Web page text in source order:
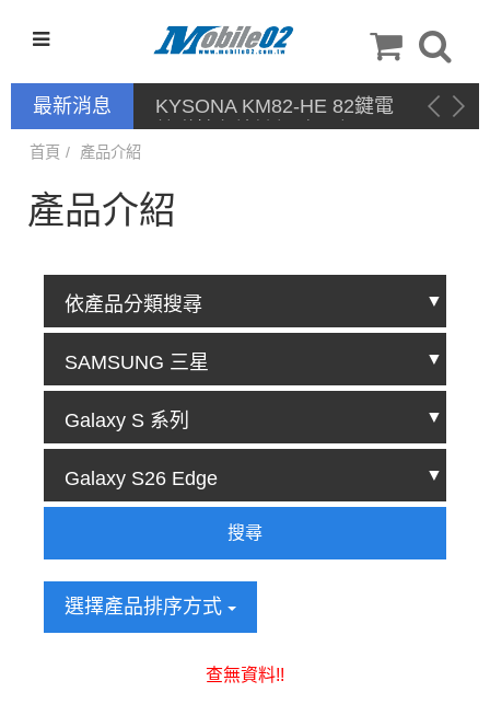
最新消息
KYSONA KM82-HE 82鍵電
競磁軸有線鍵盤 產品網頁驅
首頁 產品介紹
產品介紹
搜尋
選擇產品排序方式
查無資料!!